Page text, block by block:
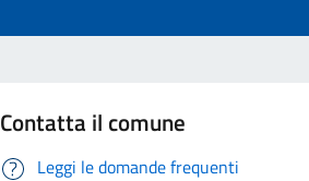
Contatta il comune
Leggi le domande frequenti